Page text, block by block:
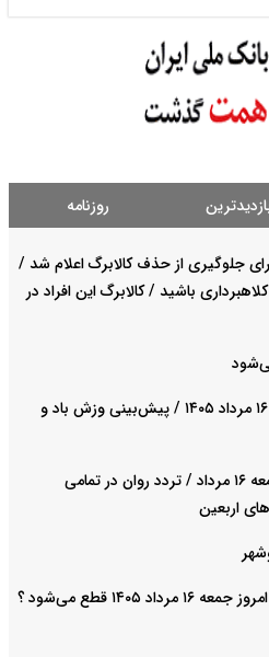
روزنامه
جلوگیری از حذف کالابرگ اعلام شد /
باشید / کالابرگ این افراد در
وضعیت هوای کشور امروز جمعه ۱۶ مرداد ۱۴۰۵ / پیش‌بینی وزش باد و
وضعیت جاده‌های کشور امروز جمعه ۱۶ مرداد / تردد روان در تمامی
اربعین
چرا برق در کهگیلویه و بویر احمد امروز جمعه ۱۶ مرداد ۱۴۰۵ قطع می‌شود ؟